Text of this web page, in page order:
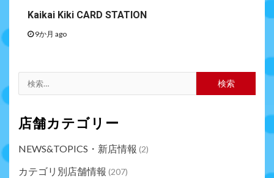
Kaikai Kiki CARD STATION
9か月 ago
店舗カテゴリー
NEWS&TOPICS・新店情報 (2)
カテゴリ別店舗情報 (207)